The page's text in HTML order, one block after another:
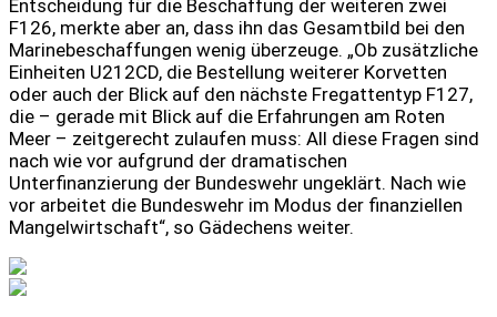
Entscheidung für die Beschaffung der weiteren zwei
F126, merkte aber an, dass ihn das Gesamtbild bei den
Marinebeschaffungen wenig überzeuge. „Ob zusätzliche
Einheiten U212CD, die Bestellung weiterer Korvetten
oder auch der Blick auf den nächste Fregattentyp F127,
die – gerade mit Blick auf die Erfahrungen am Roten
Meer – zeitgerecht zulaufen muss: All diese Fragen sind
nach wie vor aufgrund der dramatischen
Unterfinanzierung der Bundeswehr ungeklärt. Nach wie
vor arbeitet die Bundeswehr im Modus der finanziellen
Mangelwirtschaft“, so Gädechens weiter.